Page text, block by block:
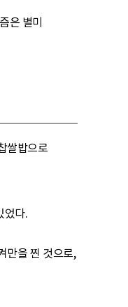
은 별미
쌀밥으로
었다.
만을 찐 것으로,